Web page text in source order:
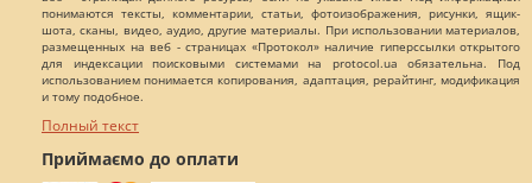
понимаются тексты, комментарии, статьи, фотоизображения, рисунки, ящик-
шота, сканы, видео, аудио, другие материалы. При использовании материалов,
размещенных на веб - страницах «Протокол» наличие гиперссылки открытого
для индексации поисковыми системами на protocol.ua обязательна. Под
использованием понимается копирования, адаптация, рерайтинг, модификация
и тому подобное.
Полный текст
Приймаємо до оплати